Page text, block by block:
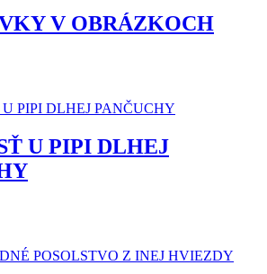
V OBRÁZKOCH
U PIPI DLHEJ